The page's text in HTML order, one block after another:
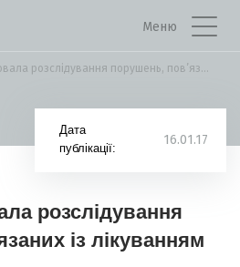
Меню
Мережа ініціювала розслідування порушень, пов’язаних із лікуванням...
Дата
публікації:
16.01.17
розслідування
із лікуванням